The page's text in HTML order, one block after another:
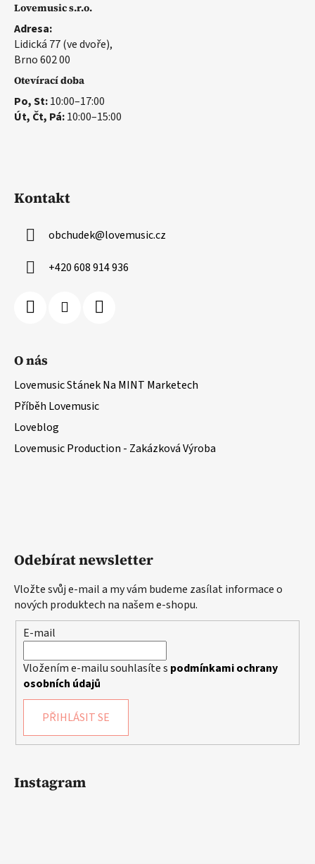
Lovemusic s.r.o.
Adresa:
Lidická 77 (ve dvoře),
Brno 602 00
Otevírací doba
Po, St:10:00–17:00
Út, Čt, Pá:10:00–15:00
Kontakt
obchudek@lovemusic.cz
+420 608 914 936
O nás
Lovemusic Stánek Na MINT Marketech
Příběh Lovemusic
Loveblog
Lovemusic Production - Zakázková Výroba
Odebírat newsletter
Vložte svůj e-mail a my vám budeme zasílat informace o
nových produktech na našem e-shopu.
E-mail
Vložením e-mailu souhlasíte s podmínkami ochrany
osobních údajů
PŘIHLÁSIT SE
Instagram